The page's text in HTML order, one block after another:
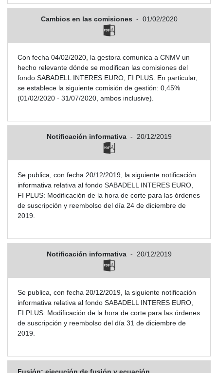
Cambios en las comisiones - 01/02/2020
Con fecha 04/02/2020, la gestora comunica a CNMV un
hecho relevante dónde se modifican las comisiones del
fondo SABADELL INTERES EURO, FI PLUS. En particular,
se establece la siguiente comisión de gestión: 0,45%
(01/02/2020 - 31/07/2020, ambos inclusive).
Notificación informativa - 20/12/2019
Se publica, con fecha 20/12/2019, la siguiente notificación
informativa relativa al fondo SABADELL INTERES EURO,
FI PLUS: Modificación de la hora de corte para las órdenes
de suscripción y reembolso del día 24 de diciembre de
2019.
Notificación informativa - 20/12/2019
Se publica, con fecha 20/12/2019, la siguiente notificación
informativa relativa al fondo SABADELL INTERES EURO,
FI PLUS: Modificación de la hora de corte para las órdenes
de suscripción y reembolso del día 31 de diciembre de
2019.